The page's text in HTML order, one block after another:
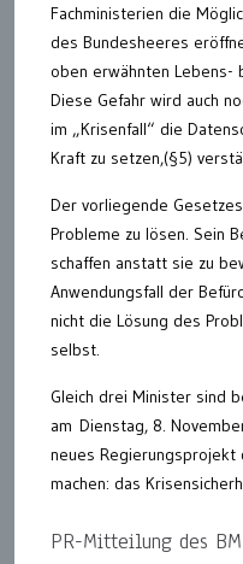
Fachministerien die
des Bundesheeres
oben erwähnten Lebens-
Diese Gefahr wird auch
im „Krisenfall“ die
Kraft zu setzen,(§5)
Der vorliegende
Probleme zu lösen. Sein
schaffen anstatt sie zu
Anwendungsfall der
nicht die Lösung des
selbst.
Gleich drei Minister sind
am Dienstag, 8.
neues Regierungsprojekt
machen: das
PR-Mitteilung des